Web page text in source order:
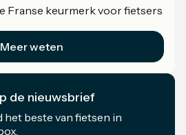
Franse keurmerk voor fietsers
Meer weten
de nieuwsbrief
het beste van fietsen in